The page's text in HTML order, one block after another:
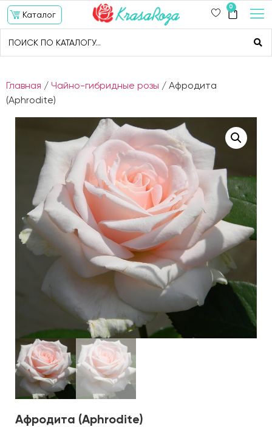
Каталог
0
Главная / Чайно-гибридные розы / Афродита
(Aphrodite)
Афродита (Aphrodite)